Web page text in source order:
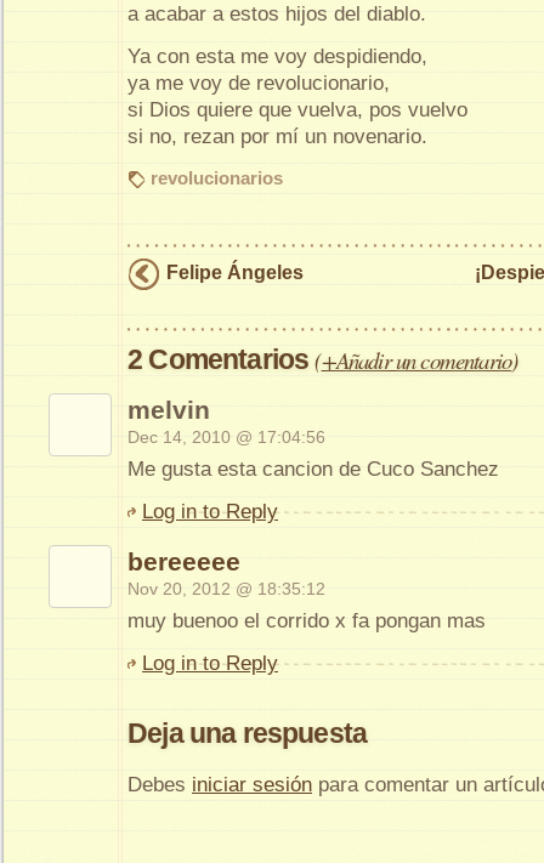
a acabar a estos hijos del diablo.
Ya con esta me voy despidiendo,
ya me voy de revolucionario,
si Dios quiere que vuelva, pos vuelvo
si no, rezan por mí un novenario.
revolucionarios
Felipe Ángeles
2 Comentarios(+Añadir un comentario)
melvin
Dec 14, 2010 @ 17:04:56
Me gusta esta cancion de Cuco Sanchez
Log in to Reply
bereeeee
Nov 20, 2012 @ 18:35:12
muy buenoo el corrido x fa pongan mas
Log in to Reply
Deja una respuesta
Debes iniciar sesión para comentar un